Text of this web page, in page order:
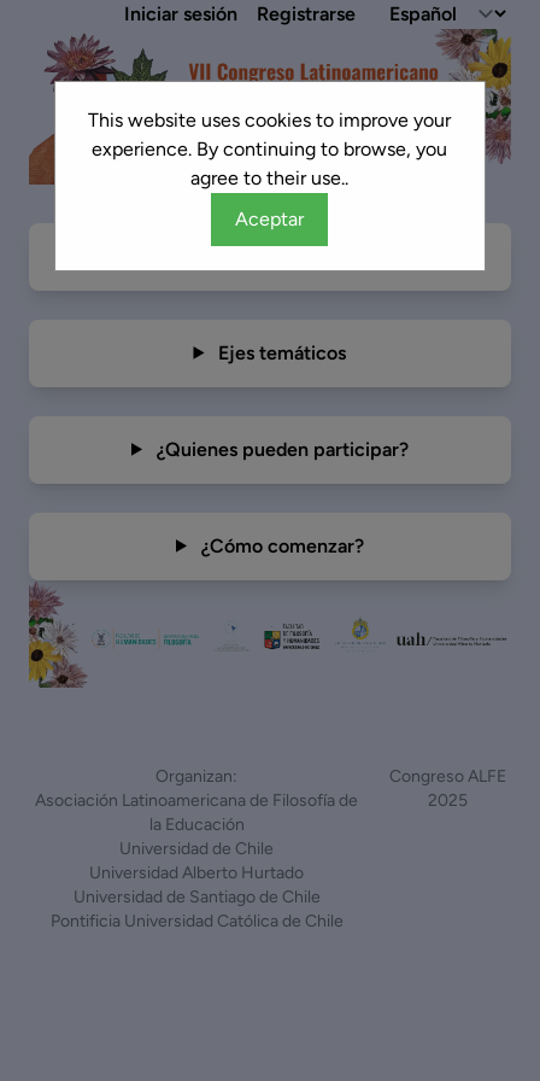
Iniciar sesión Registrarse
Ejes temáticos
¿Quienes pueden participar?
¿Cómo comenzar?
Organizan:
Asociación Latinoamericana de Filosofía de
la Educación
Universidad de Chile
Universidad Alberto Hurtado
Universidad de Santiago de Chile
Pontificia Universidad Católica de Chile
Congreso ALFE
2025
This website uses cookies to improve your
experience. By continuing to browse, you
agree to their use..
Aceptar